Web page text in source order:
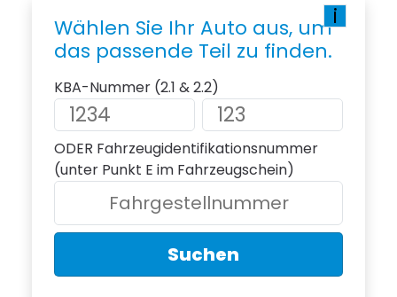
i
Wählen Sie Ihr Auto aus, um
das passende Teil zu finden.
KBA-Nummer (2.1 & 2.2)
ODER Fahrzeugidentifikationsnummer
(unter Punkt E im Fahrzeugschein)
Suchen